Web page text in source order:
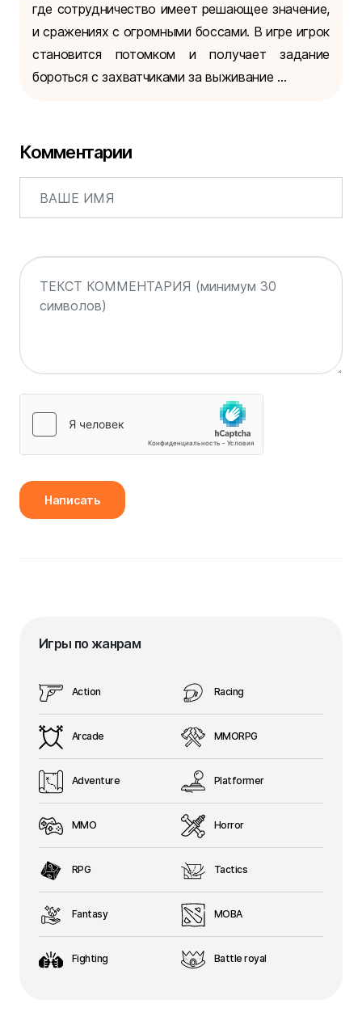
где сотрудничество имеет решающее значение,
и сражениях с огромными боссами. В игре игрок
становится потомком и получает задание
бороться с захватчиками за выживание ...
Комментарии
Написать
Игры по жанрам
Action
Arcade
Adventure
MMO
RPG
Fantasy
Fighting
Racing
MMORPG
Platformer
Horror
Tactics
MOBA
Battle royal